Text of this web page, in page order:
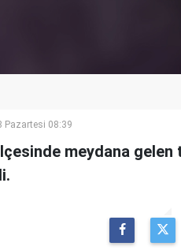
Pazartesi 08:39
meydana gelen